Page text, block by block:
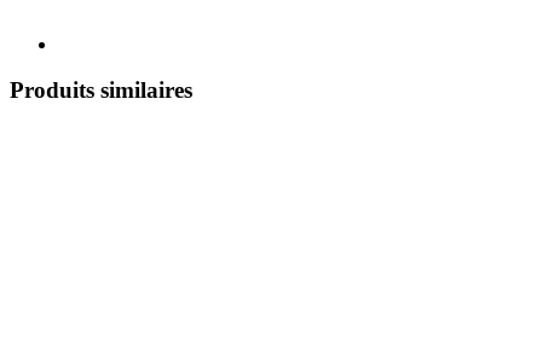
Produits similaires